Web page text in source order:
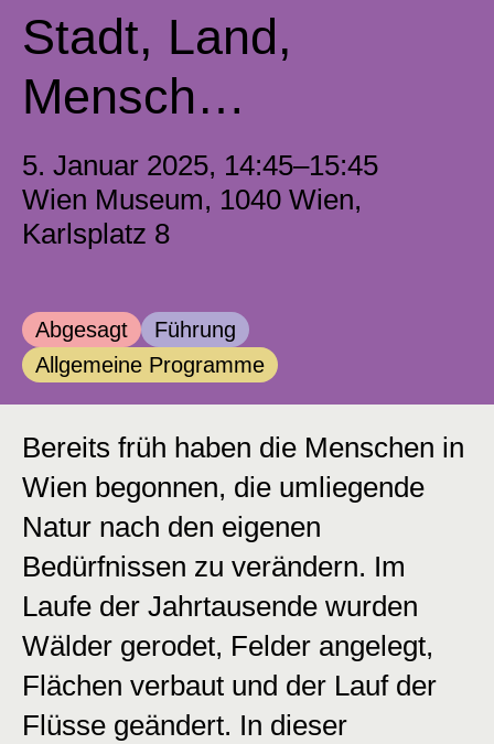
Stadt, Land,
Mensch…
5. Januar 2025, 14:45–15:45
Wien Museum, 1040 Wien,
Karlsplatz 8
Kategorie:
Abgesagt Kategorie:
Führung
Kategorie:
Allgemeine Programme
Bereits früh haben die Menschen in
Wien begonnen, die umliegende
Natur nach den eigenen
Bedürfnissen zu verändern. Im
Laufe der Jahrtausende wurden
Wälder gerodet, Felder angelegt,
Flächen verbaut und der Lauf der
Flüsse geändert. In dieser